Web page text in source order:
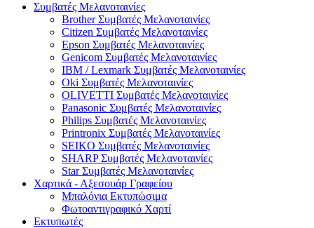
Συμβατές Μελανοταινίες
Brother Συμβατές Μελανοταινίες
Citizen Συμβατές Μελανοταινίες
Epson Συμβατές Μελανοταινίες
Genicom Συμβατές Μελανοταινίες
IBM / Lexmark Συμβατές Μελανοταινίες
Oki Συμβατές Μελανοταινίες
OLIVETTI Συμβατές Μελανοταινίες
Panasonic Συμβατές Μελανοταινίες
Philips Συμβατές Μελανοταινίες
Printronix Συμβατές Μελανοταινίες
SEIKO Συμβατές Μελανοταινίες
SHARP Συμβατές Μελανοταινίες
Star Συμβατές Μελανοταινίες
Χαρτικά - Αξεσουάρ Γραφείου
Μπαλόνια Εκτυπώσιμα
Φωτοαντιγραφικό Χαρτί
Εκτυπωτές